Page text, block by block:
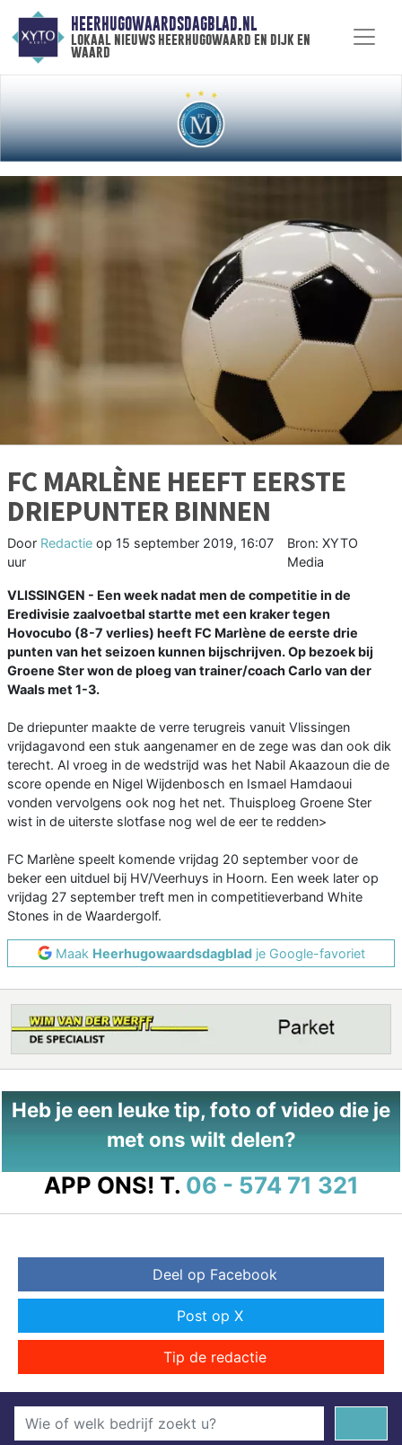
HEERHUGOWAARDSDAGBLAD.NL
lokaal nieuws heerhugowaard en dijk en
waard
FC MARLÈNE HEEFT EERSTE
DRIEPUNTER BINNEN
Door Redactie op 15 september 2019, 16:07
uur
Bron: XYTO
Media
VLISSINGEN - Een week nadat men de competitie in de
Eredivisie zaalvoetbal startte met een kraker tegen
Hovocubo (8-7 verlies) heeft FC Marlène de eerste drie
punten van het seizoen kunnen bijschrijven. Op bezoek bij
Groene Ster won de ploeg van trainer/coach Carlo van der
Waals met 1-3.
De driepunter maakte de verre terugreis vanuit Vlissingen
vrijdagavond een stuk aangenamer en de zege was dan ook dik
terecht. Al vroeg in de wedstrijd was het Nabil Akaazoun die de
score opende en Nigel Wijdenbosch en Ismael Hamdaoui
vonden vervolgens ook nog het net. Thuisploeg Groene Ster
wist in de uiterste slotfase nog wel de eer te redden>
FC Marlène speelt komende vrijdag 20 september voor de
beker een uitduel bij HV/Veerhuys in Hoorn. Een week later op
vrijdag 27 september treft men in competitieverband White
Stones in de Waardergolf.
Maak Heerhugowaardsdagbladje Google-favoriet
Heb je een leuke tip, foto of video die je
met ons wilt delen?
APP ONS! T. 06 - 574 71 321
Deel op Facebook
Post op X
Tip de redactie